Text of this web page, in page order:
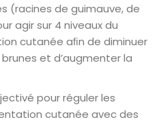
(racines de guimauve, de
agir sur 4 niveaux du
cutanée aﬁn de diminuer
et d’augmenter la
pour réguler les
cutanée avec des